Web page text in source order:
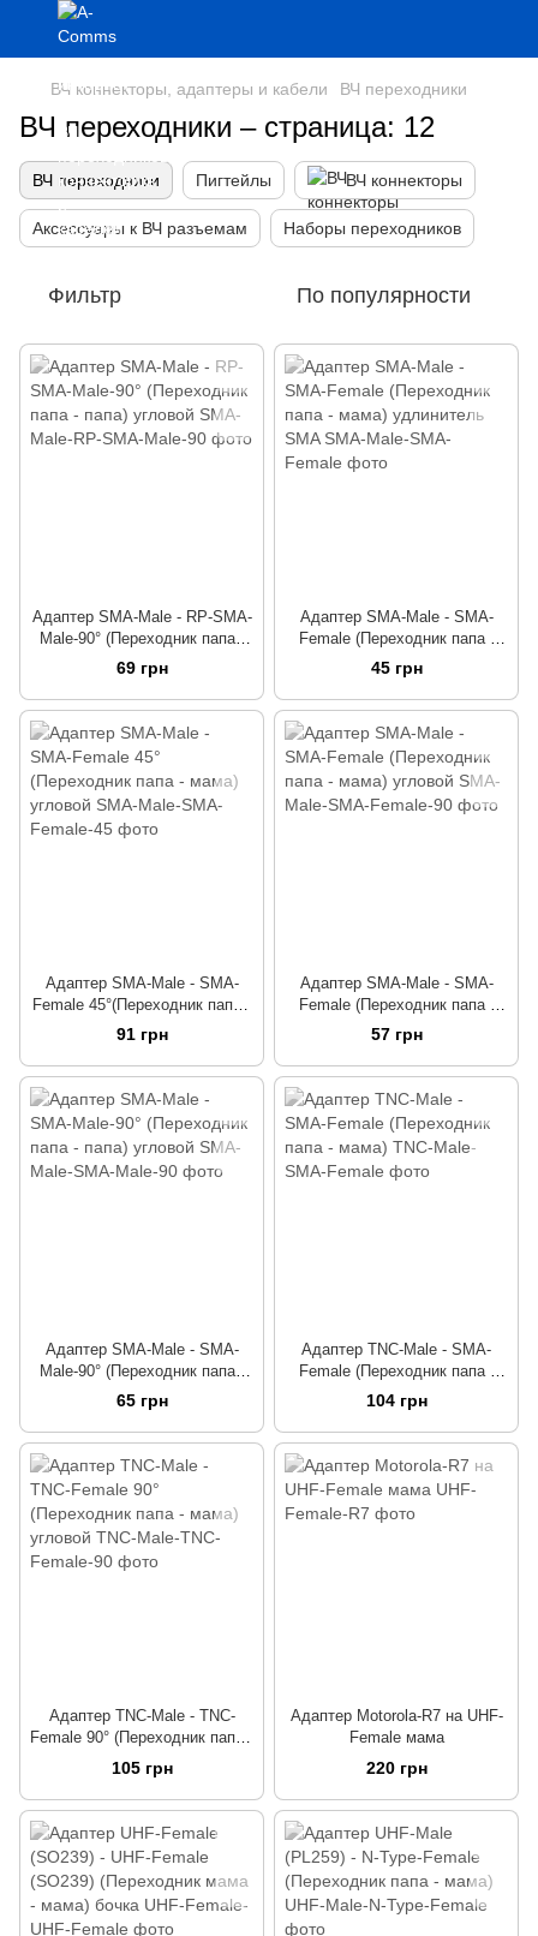
ВЧ коннекторы, адаптеры и кабели ВЧ переходники
ВЧ переходники – страница: 12
ВЧ переходники Пигтейлы ВЧ коннекторы
Аксессуары к ВЧ разъемам Наборы переходников
Фильтр По популярности
Адаптер SMA-Male - RP-SMA-
Male-90° (Переходник папа -
папа) угловой
69 грн
Адаптер SMA-Male - SMA-
Female (Переходник папа -
мама) удлинитель SMA
45 грн
Адаптер SMA-Male - SMA-
Female 45°(Переходник папа -
мама) угловой
91 грн
Адаптер SMA-Male - SMA-
Female (Переходник папа -
мама) угловой
57 грн
Адаптер SMA-Male - SMA-
Male-90° (Переходник папа -
папа) угловой
65 грн
Адаптер TNC-Male - SMA-
Female (Переходник папа -
мама)
104 грн
Адаптер TNC-Male - TNC-
Female 90° (Переходник папа -
мама) угловой
105 грн
Адаптер Motorola-R7 на UHF-
Female мама
220 грн